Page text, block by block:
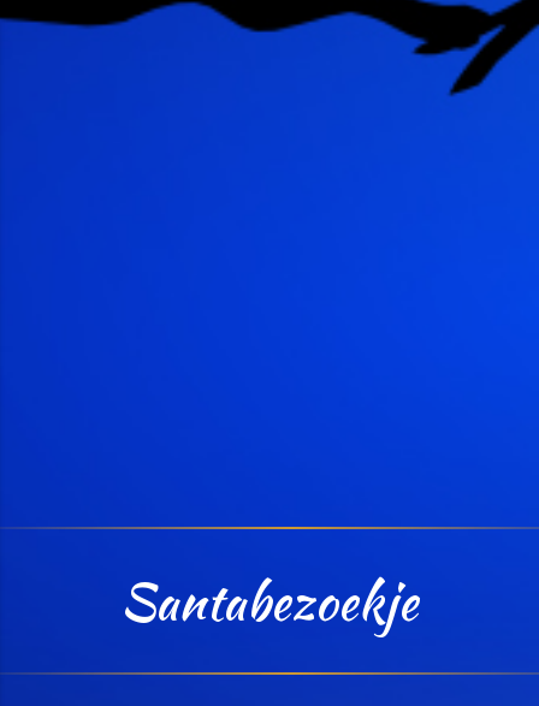
Santabezoekje